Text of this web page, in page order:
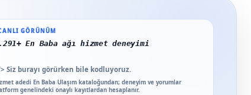
GÖRÜNÜM
En Baba ağı hizmet deneyimi
Siz burayı görürken bile kodluyoruz.
adedi En Baba Ulaşım kataloğundan; deneyim ve yorumlar
genelindeki onaylı kayıtlardan hesaplanır.
veriler: 1.291+ En Baba ağı hizmet deneyimi; 91 platform genelinde